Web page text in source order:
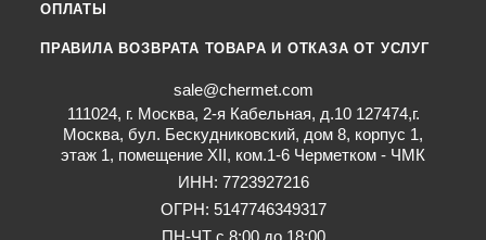
ОПЛАТЫ
ПРАВИЛА ВОЗВРАТА ТОВАРА И ОТКАЗА ОТ УСЛУГ
sale@chermet.com
111024, г. Москва, 2-я Кабельная, д.10 127474,г.
Москва, бул. Бескудниковский, дом 8, корпус 1,
этаж 1, помещение XII, ком.1-6 Черметком - ЧМК
ИНН: 7723927216
ОГРН: 5147746349317
ПН-ЧТ с 8:00 до 18:00